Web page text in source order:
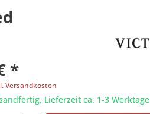
*
Versandkosten
Lieferzeit ca. 1-3 Werktage